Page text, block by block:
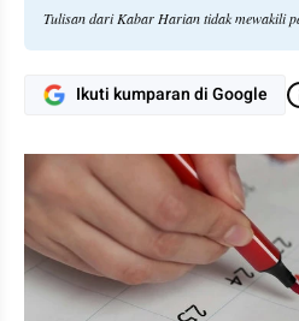
Tulisan dari Kabar Harian tidak mewakili
Ikuti kumparan di Google